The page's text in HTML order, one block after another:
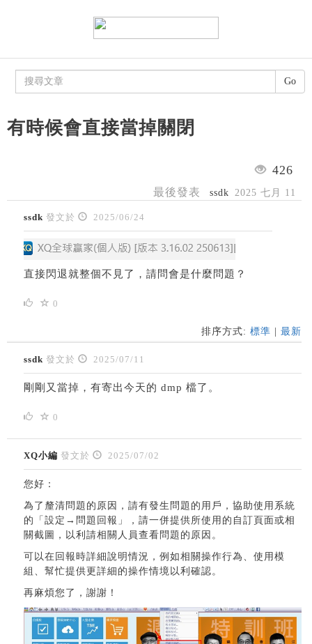
有時候會直接當掉關閉
426
最後發表 ssdk 2025 七月 11
ssdk 發文於 2025/06/24
直接閃退就整個不見了，請問會是什麼問題？
0
排序方式: 標準 最新
ssdk 發文於 2025/07/11
剛剛又當掉，有寄出今天的 dmp 檔了。
0
XQ小編 發文於 2025/07/02
您好：
為了釐清問題的原因，請有發生問題的用戶，協助使用系統
的「設定→問題回報」，請一併提供所使用的自訂頁面或相
關截圖，以利請相關人員查看問題的原因。
可以在回報時詳細說明情況，例如相關操作行為、使用模
組、幫忙提供更詳細的操作情境以利確認。
再麻煩您了，謝謝！
Go